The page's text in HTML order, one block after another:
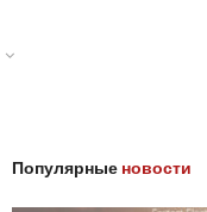
Популярные новости